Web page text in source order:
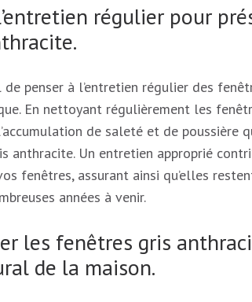
régulier pour
penser à l’entretien régulier des
En nettoyant régulièrement les
de saleté et de
anthracite. Un entretien approprié
fenêtres, assurant ainsi qu’elles
années à venir.
les fenêtres gris
de la maison.